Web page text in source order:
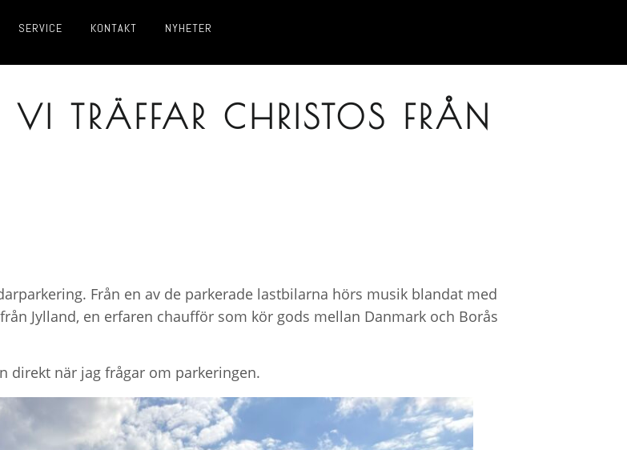
SERVICE KONTAKT NYHETER
VI TRÄFFAR CHRISTOS FRÅN
Från en av de parkerade lastbilarna hörs musik blandat med
Jylland, en erfaren chaufför som kör gods mellan Danmark och Borås
direkt när jag frågar om parkeringen.